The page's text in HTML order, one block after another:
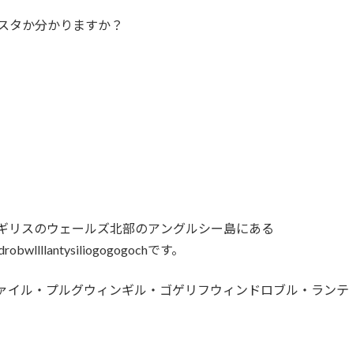
タか分かりますか？
リスのウェールズ北部のアングルシー島にある
です。
イル・プルグウィンギル・ゴゲリフウィンドロブル・ランテ